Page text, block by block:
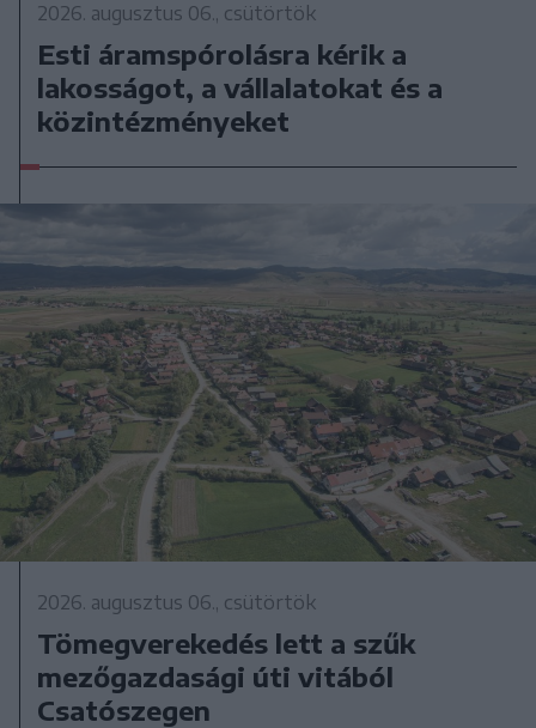
2026. augusztus 06., csütörtök
Esti áramspórolásra kérik a
lakosságot, a vállalatokat és a
közintézményeket
2026. augusztus 06., csütörtök
Tömegverekedés lett a szűk
mezőgazdasági úti vitából
Csatószegen